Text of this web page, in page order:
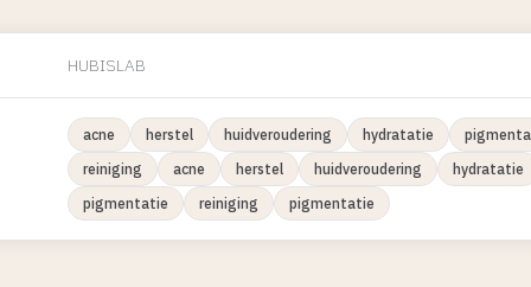
HUBISLAB
acne herstel huidveroudering hydratatie
reiniging
acne herstel huidveroudering
hydratatie
pigmentatie
reiniging pigmentatie